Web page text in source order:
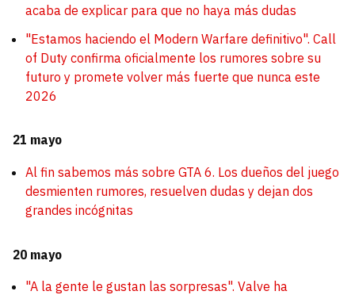
acaba de explicar para que no haya más dudas
"Estamos haciendo el Modern Warfare definitivo". Call
of Duty confirma oficialmente los rumores sobre su
futuro y promete volver más fuerte que nunca este
2026
21 mayo
Al fin sabemos más sobre GTA 6. Los dueños del juego
desmienten rumores, resuelven dudas y dejan dos
grandes incógnitas
20 mayo
"A la gente le gustan las sorpresas". Valve ha